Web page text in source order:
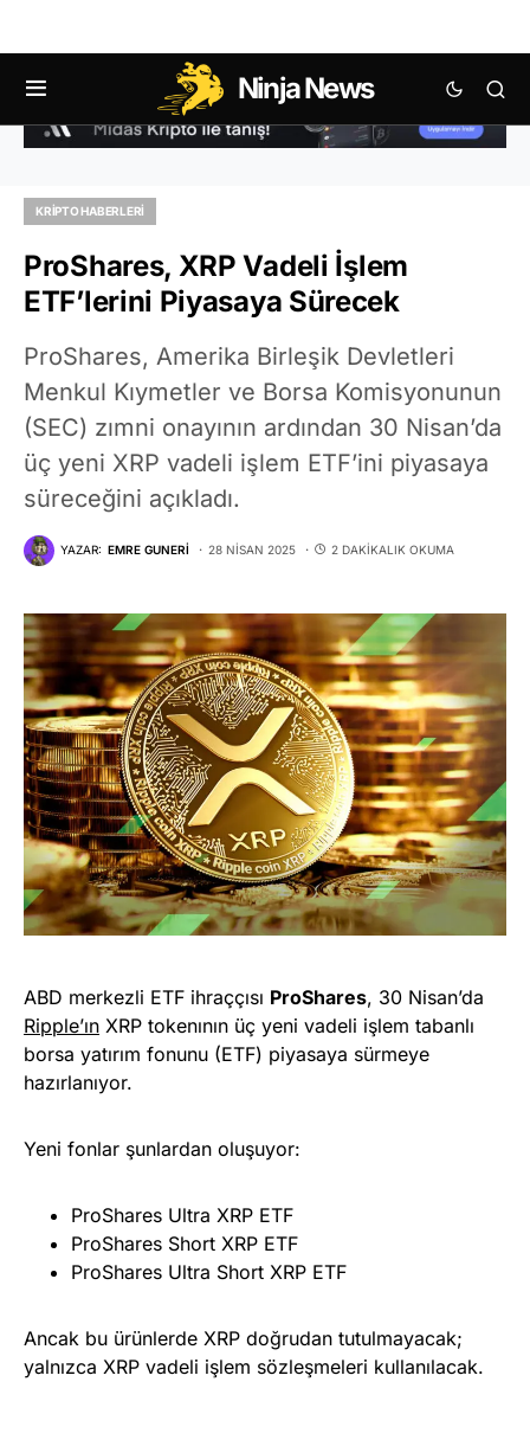
Ninja News
KRIPTO HABERLERI
ProShares, XRP Vadeli İşlem
ETF’lerini Piyasaya Sürecek
ProShares, Amerika Birleşik Devletleri
Menkul Kıymetler ve Borsa Komisyonunun
(SEC) zımni onayının ardından 30 Nisan’da
üç yeni XRP vadeli işlem ETF’ini piyasaya
süreceğini açıkladı.
YAZAR: EMRE GUNERI 28 NISAN 2025 2 DAKIKALIK OKUMA
ABD merkezli ETF ihraççısı ProShares, 30 Nisan’da
Ripple’ın XRP tokenının üç yeni vadeli işlem tabanlı
borsa yatırım fonunu (ETF) piyasaya sürmeye
hazırlanıyor.
Yeni fonlar şunlardan oluşuyor:
ProShares Ultra XRP ETF
ProShares Short XRP ETF
ProShares Ultra Short XRP ETF
Ancak bu ürünlerde XRP doğrudan tutulmayacak;
yalnızca XRP vadeli işlem sözleşmeleri kullanılacak.